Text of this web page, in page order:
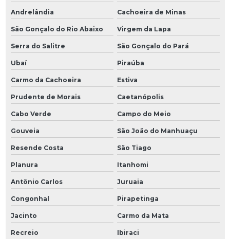
Andrelândia Cachoeira de Minas
São Gonçalo do Rio Abaixo Virgem da Lapa
Serra do Salitre São Gonçalo do Pará
Ubaí Piraúba
Carmo da Cachoeira Estiva
Prudente de Morais Caetanópolis
Cabo Verde Campo do Meio
Gouveia São João do Manhuaçu
Resende Costa São Tiago
Planura Itanhomi
Antônio Carlos Juruaia
Congonhal Pirapetinga
Jacinto Carmo da Mata
Recreio Ibiraci